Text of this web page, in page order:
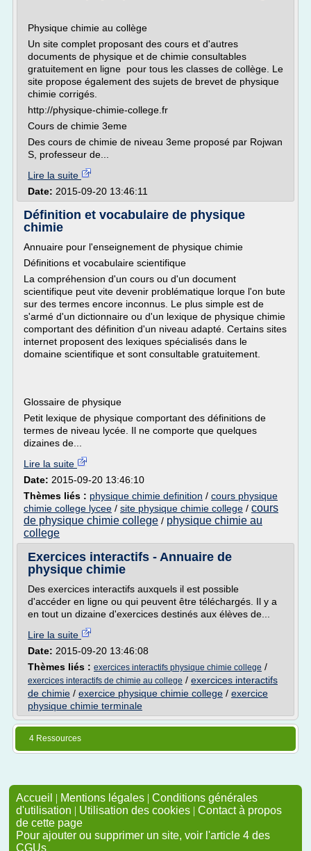
Physique chimie au collège
Un site complet proposant des cours et d'autres
documents de physique et de chimie consultables
gratuitement en ligne pour tous les classes de collège. Le
site propose également des sujets de brevet de physique
chimie corrigés.
http://physique-chimie-college.fr
Cours de chimie 3eme
Des cours de chimie de niveau 3eme proposé par Rojwan
S, professeur de...
Lire la suite
Date: 2015-09-20 13:46:11
Définition et vocabulaire de physique
chimie
Annuaire pour l'enseignement de physique chimie
Définitions et vocabulaire scientifique
La compréhension d'un cours ou d'un document
scientifique peut vite devenir problématique lorque l'on bute
sur des termes encore inconnus. Le plus simple est de
s'armé d'un dictionnaire ou d'un lexique de physique chimie
comportant des définition d'un niveau adapté. Certains sites
internet proposent des lexiques spécialisés dans le
domaine scientifique et sont consultable gratuitement.
Glossaire de physique
Petit lexique de physique comportant des définitions de
termes de niveau lycée. Il ne comporte que quelques
dizaines de...
Lire la suite
Date: 2015-09-20 13:46:10
Thèmes liés : physique chimie definition / cours physique
chimie college lycee / site physique chimie college / cours
de physique chimie college / physique chimie au
college
Exercices interactifs - Annuaire de
physique chimie
Des exercices interactifs auxquels il est possible
d'accéder en ligne ou qui peuvent être téléchargés. Il y a
en tout un dizaine d'exercices destinés aux élèves de...
Lire la suite
Date: 2015-09-20 13:46:08
Thèmes liés : exercices interactifs physique chimie college /
exercices interactifs de chimie au college / exercices interactifs
de chimie / exercice physique chimie college / exercice
physique chimie terminale
4 Ressources
Accueil | Mentions légales | Conditions générales
d'utilisation | Utilisation des cookies | Contact à propos
de cette page
Pour ajouter ou supprimer un site, voir l'article 4 des
CGUs